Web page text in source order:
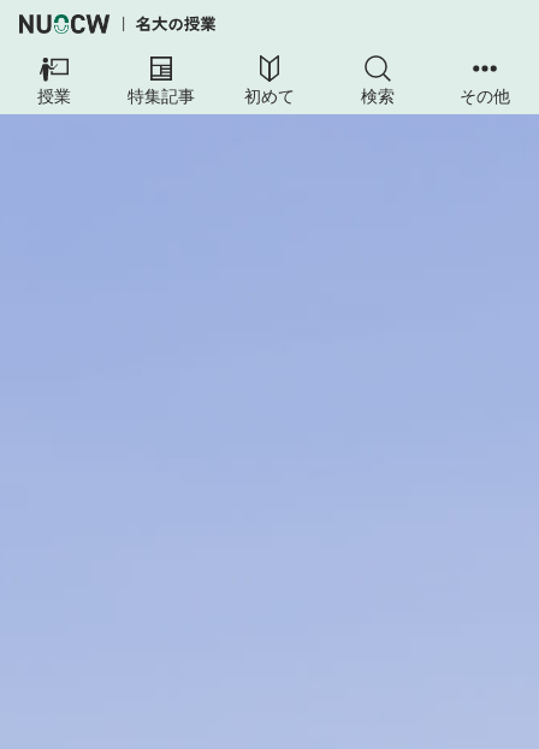
授業 特集記事 初めて 検索 その他